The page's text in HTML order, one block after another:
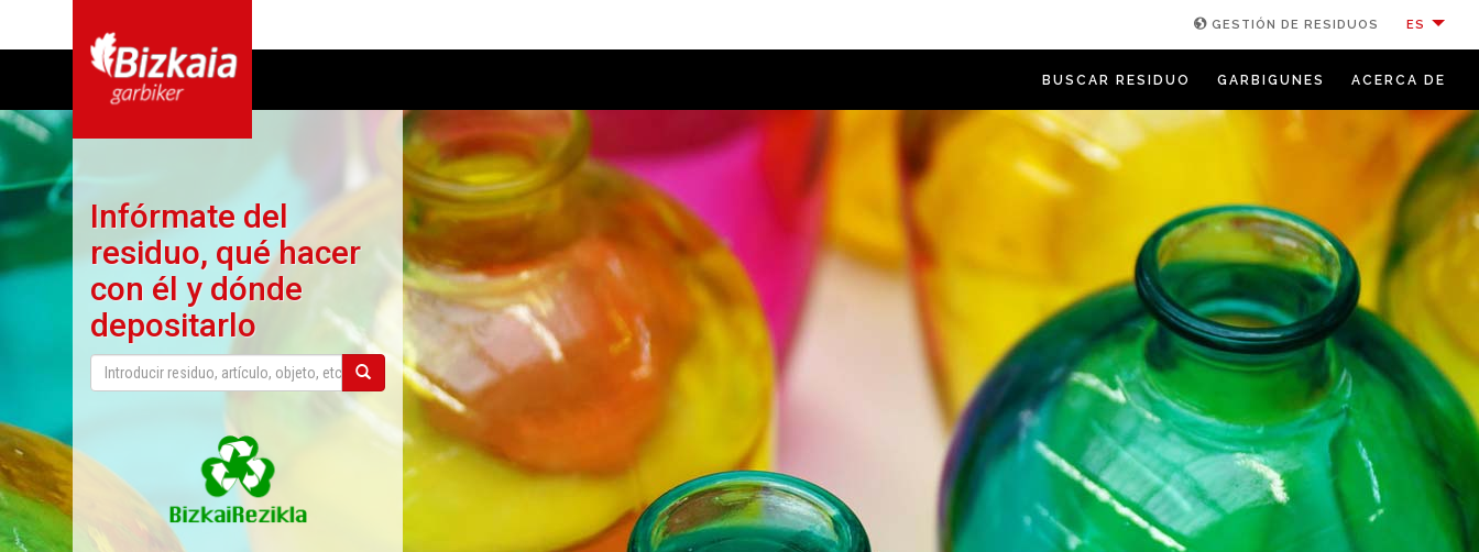
GESTIÓN DE RESIDUOS ES
BUSCAR RESIDUO GARBIGUNES ACERCA DE
Infórmate del
residuo, qué hacer
con él y dónde
depositarlo